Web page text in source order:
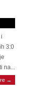
3:0
na...
→
15